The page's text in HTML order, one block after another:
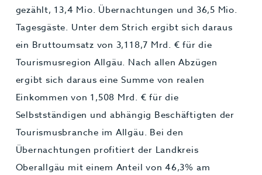
gezählt, 13,4 Mio. Übernachtungen und 36,5 Mio.
Tagesgäste. Unter dem Strich ergibt sich daraus
ein Bruttoumsatz von 3,118,7 Mrd. € für die
Tourismusregion Allgäu. Nach allen Abzügen
ergibt sich daraus eine Summe von realen
Einkommen von 1,508 Mrd. € für die
Selbstständigen und abhängig Beschäftigten der
Tourismusbranche im Allgäu. Bei den
Übernachtungen profitiert der Landkreis
Oberallgäu mit einem Anteil von 46,3% am